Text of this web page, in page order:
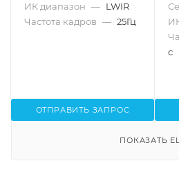
ИК диапазон — LWIR
Частота кадров — 25Гц
ОТПРАВИТЬ ЗАПРОС
с
ПОКАЗАТЬ